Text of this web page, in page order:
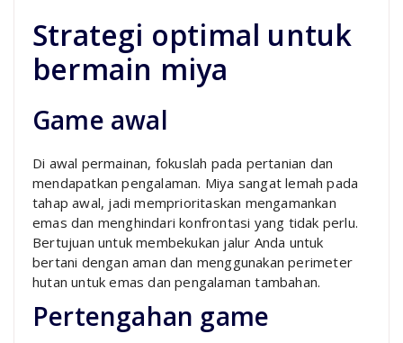
Strategi optimal untuk
bermain miya
Game awal
Di awal permainan, fokuslah pada pertanian dan
mendapatkan pengalaman. Miya sangat lemah pada
tahap awal, jadi memprioritaskan mengamankan
emas dan menghindari konfrontasi yang tidak perlu.
Bertujuan untuk membekukan jalur Anda untuk
bertani dengan aman dan menggunakan perimeter
hutan untuk emas dan pengalaman tambahan.
Pertengahan game